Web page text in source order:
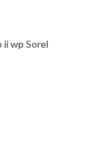
wp Sorel